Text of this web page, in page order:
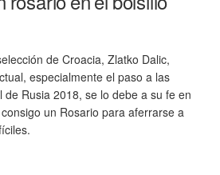
de Croacia, Zlatko Dalic,
especialmente el paso a las
Rusia 2018, se lo debe a su fe en
un Rosario para aferrarse a